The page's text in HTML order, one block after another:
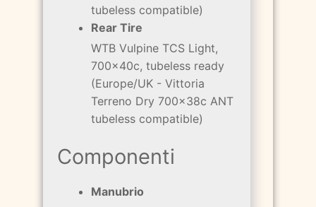
tubeless compatible)
Rear Tire
WTB Vulpine TCS Light,
700x40c, tubeless ready
(Europe/UK - Vittoria
Terreno Dry 700x38c ANT
tubeless compatible)
Componenti
Manubrio